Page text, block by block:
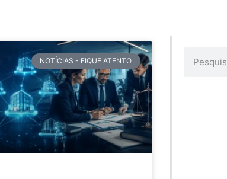
NOTÍCIAS - FIQUE ATENTO